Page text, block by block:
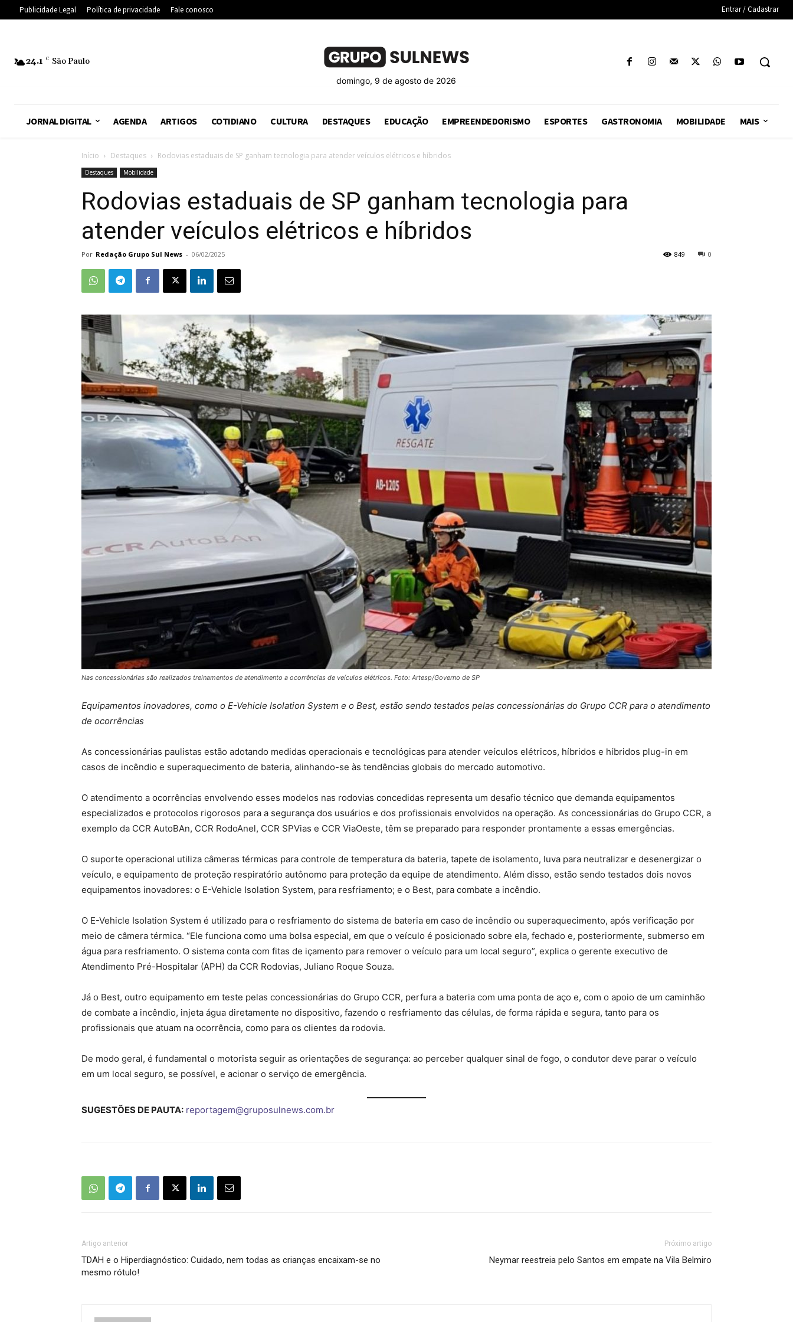
Publicidade Legal Política de privacidade Fale conosco Entrar / Cadastrar
24.1 C São Paulo
domingo, 9 de agosto de 2026
JORNAL DIGITAL AGENDA ARTIGOS COTIDIANO CULTURA DESTAQUES EDUCAÇÃO EMPREENDEDORISMO ESPORTES GASTRONOMIA MOBILIDADE MAIS
Início Destaques Rodovias estaduais de SP ganham tecnologia para atender veículos elétricos e híbridos
Destaques Mobilidade
Rodovias estaduais de SP ganham tecnologia para
atender veículos elétricos e híbridos
Por Redação Grupo Sul News - 06/02/2025 0
849
Nas concessionárias são realizados treinamentos de atendimento a ocorrências de veículos elétricos. Foto: Artesp/Governo de SP
Equipamentos inovadores, como o E-Vehicle Isolation System e o Best, estão sendo testados pelas concessionárias do Grupo CCR para o atendimento
de ocorrências
As concessionárias paulistas estão adotando medidas operacionais e tecnológicas para atender veículos elétricos, híbridos e híbridos plug-in em
casos de incêndio e superaquecimento de bateria, alinhando-se às tendências globais do mercado automotivo.
O atendimento a ocorrências envolvendo esses modelos nas rodovias concedidas representa um desafio técnico que demanda equipamentos
especializados e protocolos rigorosos para a segurança dos usuários e dos profissionais envolvidos na operação. As concessionárias do Grupo CCR, a
exemplo da CCR AutoBAn, CCR RodoAnel, CCR SPVias e CCR ViaOeste, têm se preparado para responder prontamente a essas emergências.
O suporte operacional utiliza câmeras térmicas para controle de temperatura da bateria, tapete de isolamento, luva para neutralizar e desenergizar o
veículo, e equipamento de proteção respiratório autônomo para proteção da equipe de atendimento. Além disso, estão sendo testados dois novos
equipamentos inovadores: o E-Vehicle Isolation System, para resfriamento; e o Best, para combate a incêndio.
O E-Vehicle Isolation System é utilizado para o resfriamento do sistema de bateria em caso de incêndio ou superaquecimento, após verificação por
meio de câmera térmica. “Ele funciona como uma bolsa especial, em que o veículo é posicionado sobre ela, fechado e, posteriormente, submerso em
água para resfriamento. O sistema conta com fitas de içamento para remover o veículo para um local seguro”, explica o gerente executivo de
Atendimento Pré-Hospitalar (APH) da CCR Rodovias, Juliano Roque Souza.
Já o Best, outro equipamento em teste pelas concessionárias do Grupo CCR, perfura a bateria com uma ponta de aço e, com o apoio de um caminhão
de combate a incêndio, injeta água diretamente no dispositivo, fazendo o resfriamento das células, de forma rápida e segura, tanto para os
profissionais que atuam na ocorrência, como para os clientes da rodovia.
De modo geral, é fundamental o motorista seguir as orientações de segurança: ao perceber qualquer sinal de fogo, o condutor deve parar o veículo
em um local seguro, se possível, e acionar o serviço de emergência.
SUGESTÕES DE PAUTA: reportagem@gruposulnews.com.br
Artigo anterior
TDAH e o Hiperdiagnóstico: Cuidado, nem todas as crianças encaixam-se no
mesmo rótulo!
Próximo artigo
Neymar reestreia pelo Santos em empate na Vila Belmiro